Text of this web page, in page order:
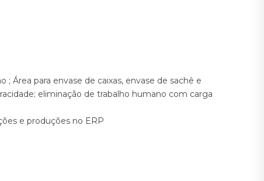
Área para envase de caixas, envase de sachê e
eliminação de trabalho humano com carga
e produções no ERP